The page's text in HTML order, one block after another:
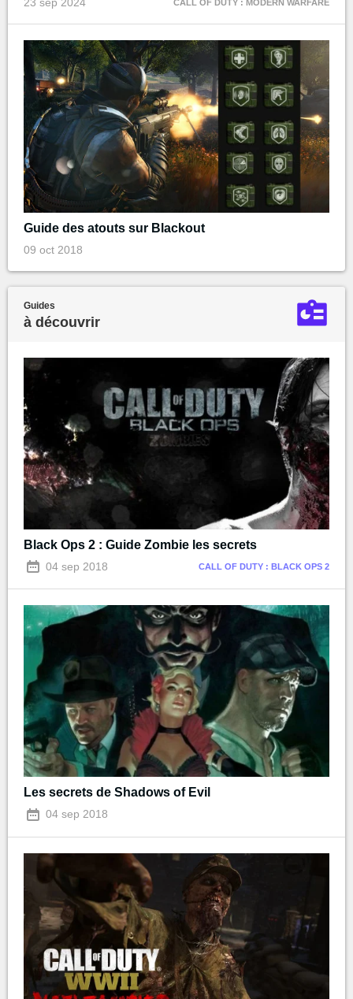
23 sep 2024 CALL OF DUTY : MODERN WARFARE
Guide des atouts sur Blackout
09 oct 2018
Guides
à découvrir
Black Ops 2 : Guide Zombie les secrets
04 sep 2018 CALL OF DUTY : BLACK OPS 2
Les secrets de Shadows of Evil
04 sep 2018